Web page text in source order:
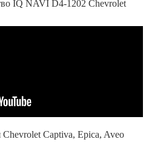
IQ NAVI D4-1202 Chevrolet
Captiva, Epica, Aveo